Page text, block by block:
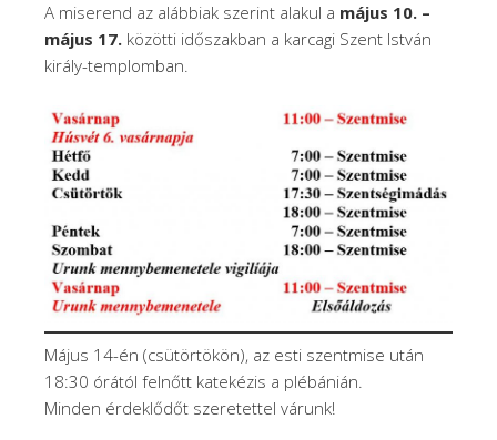
A miserend az alábbiak szerint alakul a május 10. –
május 17. közötti időszakban a karcagi Szent István
király-templomban.
Május 14-én (csütörtökön), az esti szentmise után
18:30 órától felnőtt katekézis a plébánián.
Minden érdeklődőt szeretettel várunk!